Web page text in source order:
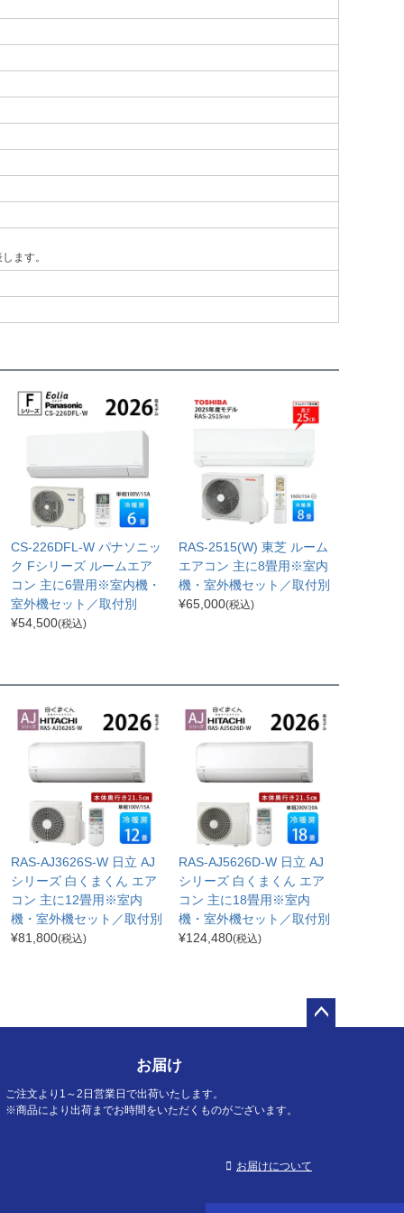
ます。
CS-226DFL-W パナソニッ
ク Fシリーズ ルームエア
コン 主に6畳用※室内機・
室外機セット／取付別
¥54,500(税込)
RAS-2515(W) 東芝 ルーム
エアコン 主に8畳用※室内
機・室外機セット／取付別
¥65,000(税込)
RAS-AJ3626S-W 日立 AJ
シリーズ 白くまくん エア
コン 主に12畳用※室内
機・室外機セット／取付別
¥81,800(税込)
RAS-AJ5626D-W 日立 AJ
シリーズ 白くまくん エア
コン 主に18畳用※室内
機・室外機セット／取付別
¥124,480(税込)
お届け
ご注文より1～2日営業日で出荷いたします。
※商品により出荷までお時間をいただくものがございます。
お届けについて